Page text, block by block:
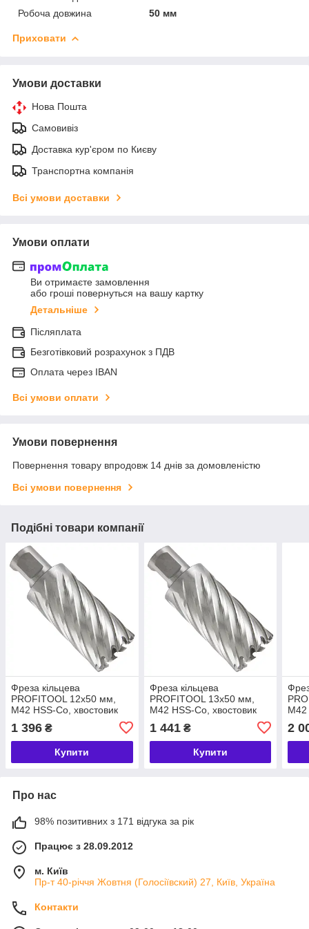
Робоча довжина
50 мм
Приховати
Умови доставки
Нова Пошта
Самовивіз
Доставка кур'єром по Києву
Транспортна компанія
Всі умови доставки
Умови оплати
Ви отримаєте замовлення
або гроші повернуться на вашу картку
Детальніше
Післяплата
Безготівковий розрахунок з ПДВ
Оплата через IBAN
Всі умови оплати
Умови повернення
Повернення товару впродовж 14 днів за домовленістю
Всі умови повернення
Подібні товари компанії
Фреза кільцева
PROFITOOL 12х50 мм,
M42 HSS-Co, хвостовик
(411250M42)
1 396 ₴
Купити
Фреза кільцева
PROFITOOL 13х50 мм,
M42 HSS-Co, хвостовик
(411350M42)
1 441₴
Купити
M42
2
Про нас
98% позитивних з 171 відгука за рік
Працює з 28.09.2012
м. Київ
Пр-т 40-річчя Жовтня (Голосіївский) 27, Київ, Україна
Контакти